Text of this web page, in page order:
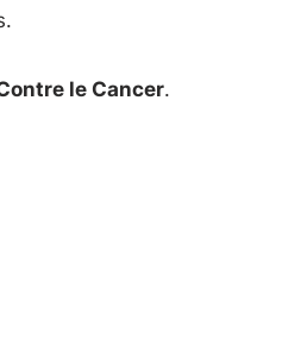
le Cancer.